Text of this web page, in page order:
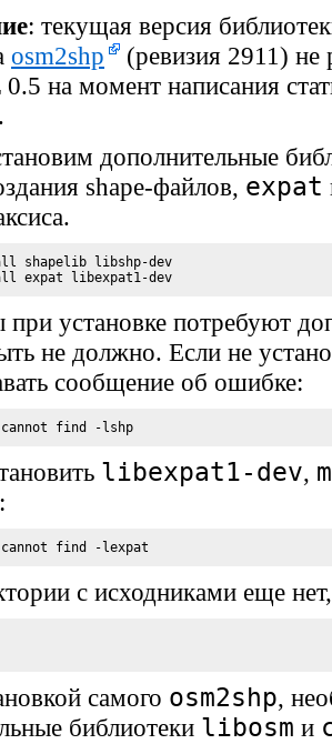
: текущая версия
osm2shp
(ревизия 2911)
на момент написания
дополнительные
shape-файлов, expat
shapelib libshp-dev
при установке потребуют
не должно. Если не
сообщение об ошибке:
find -lshp
libexpat1-dev,
find -lexpat
с исходниками еще
самого osm2shp,
библиотеки libosm и